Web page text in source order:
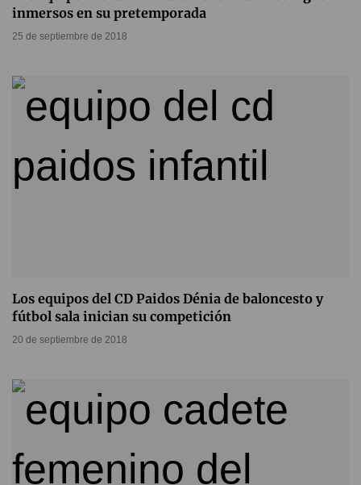
inmersos en su pretemporada
25 de septiembre de 2018
Los equipos del CD Paidos Dénia de baloncesto y
fútbol sala inician su competición
20 de septiembre de 2018